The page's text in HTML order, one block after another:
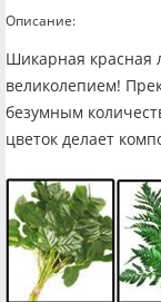
Описание:
Шикарная красная
великолепием!
безумным
цветок делает